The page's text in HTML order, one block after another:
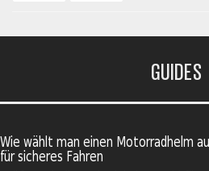
GUIDES
Wie wählt man einen Motorradhelm
für sicheres Fahren